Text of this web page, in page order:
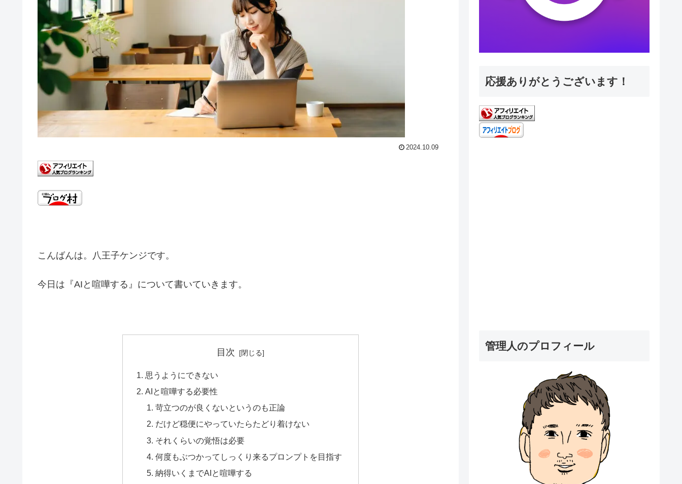
2024.10.09
こんばんは。八王子ケンジです。
今日は『AIと喧嘩する』について書いていきます。
目次
思うようにできない
AIと喧嘩する必要性
苛立つのが良くないというのも正論
だけど穏便にやっていたらたどり着けない
それくらいの覚悟は必要
何度もぶつかってしっくり来るプロンプトを目指す
納得いくまでAIと喧嘩する
応援ありがとうございます！
管理人のプロフィール